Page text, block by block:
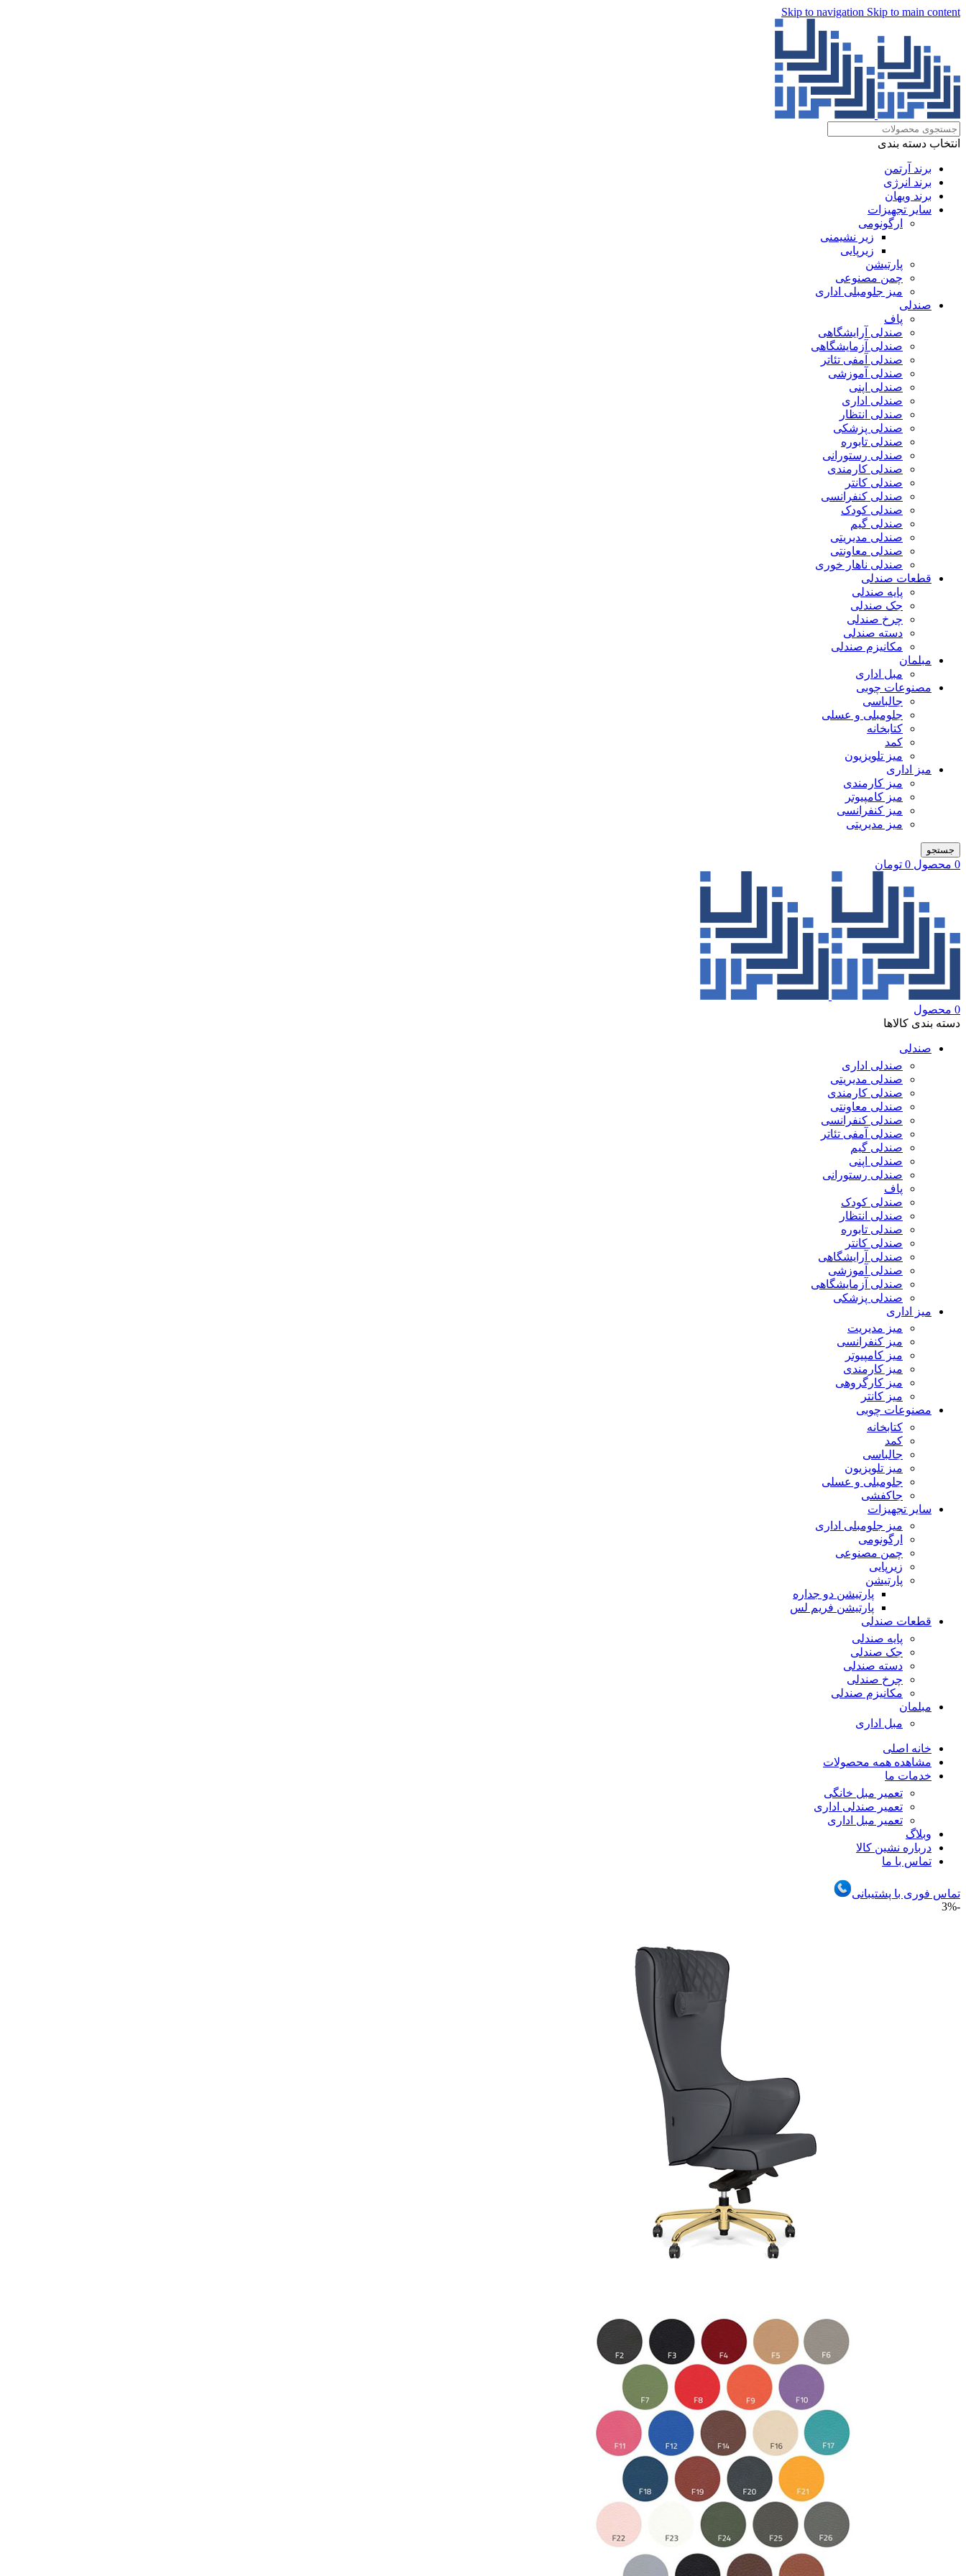
Skip to navigation Skip to main content
انتخاب دسته بندی
برند آرتمن
برند انرژی
برند ویهان
سایر تجهیزات
ارگونومی
زیر نشیمنی
زیرپایی
پارتیشن
چمن مصنوعی
میز جلومبلی اداری
صندلی
پاف
صندلی آرایشگاهی
صندلی آزمایشگاهی
صندلی آمفی تئاتر
صندلی آموزشی
صندلی اپنی
صندلی اداری
صندلی انتظار
صندلی پزشکی
صندلی تابوره
صندلی رستورانی
صندلی کارمندی
صندلی کانتر
صندلی کنفرانسی
صندلی کودک
صندلی گیم
صندلی مدیریتی
صندلی معاونتی
صندلی ناهار خوری
قطعات صندلی
پایه صندلی
جک صندلی
چرخ صندلی
دسته صندلی
مکانیزم صندلی
مبلمان
مبل اداری
مصنوعات چوبی
جالباسی
جلومبلی و عسلی
کتابخانه
کمد
میز تلویزیون
میز اداری
میز کارمندی
میز کامپیوتر
میز کنفرانسی
میز مدیریتی
جستجو
0 محصول 0 تومان
0 محصول
دسته بندی کالاها
صندلی
صندلی اداری
صندلی مدیریتی
صندلی کارمندی
صندلی معاونتی
صندلی کنفرانسی
صندلی آمفی تئاتر
صندلی گیم
صندلی اپنی
صندلی رستورانی
پاف
صندلی کودک
صندلی انتظار
صندلی تابوره
صندلی کانتر
صندلی آرایشگاهی
صندلی آموزشی
صندلی آزمایشگاهی
صندلی پزشکی
میز اداری
میز مدیریت
میز کنفرانسی
میز کامپیوتر
میز کارمندی
میز کارگروهی
میز کانتر
مصنوعات چوبی
کتابخانه
کمد
جالباسی
میز تلویزیون
جلومبلی و عسلی
جاکفشی
سایر تجهیزات
میز جلومبلی اداری
ارگونومی
چمن مصنوعی
زیرپایی
پارتیشن
پارتیشن دو جداره
پارتیشن فریم لس
قطعات صندلی
پایه صندلی
جک صندلی
دسته صندلی
چرخ صندلی
مکانیزم صندلی
مبلمان
مبل اداری
خانه اصلی
مشاهده همه محصولات
خدمات ما
تعمیر مبل خانگی
تعمیر صندلی اداری
تعمیر مبل اداری
وبلاگ
درباره نشین کالا
تماس با ما
تماس فوری با پشتیبانی
-3%